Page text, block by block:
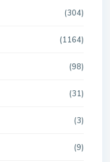
(304)
(1164)
(98)
(31)
(3)
(9)